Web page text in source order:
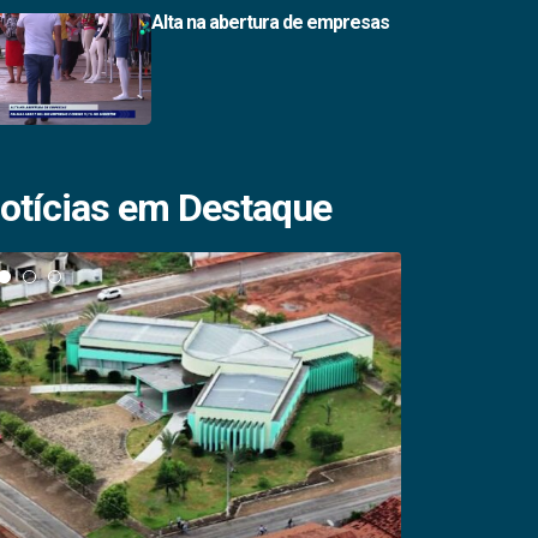
Alta na abertura de empresas
em Destaque